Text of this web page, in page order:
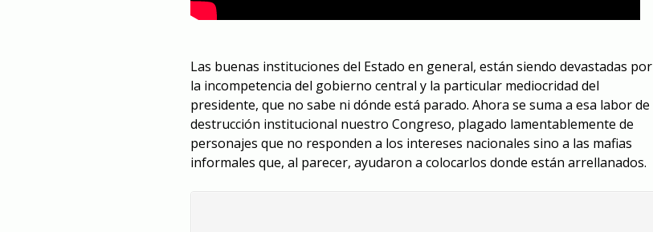
Las buenas instituciones del Estado en general, están siendo devastadas por
la incompetencia del gobierno central y la particular mediocridad del
presidente, que no sabe ni dónde está parado. Ahora se suma a esa labor de
destrucción institucional nuestro Congreso, plagado lamentablemente de
personajes que no responden a los intereses nacionales sino a las mafias
informales que, al parecer, ayudaron a colocarlos donde están arrellanados.